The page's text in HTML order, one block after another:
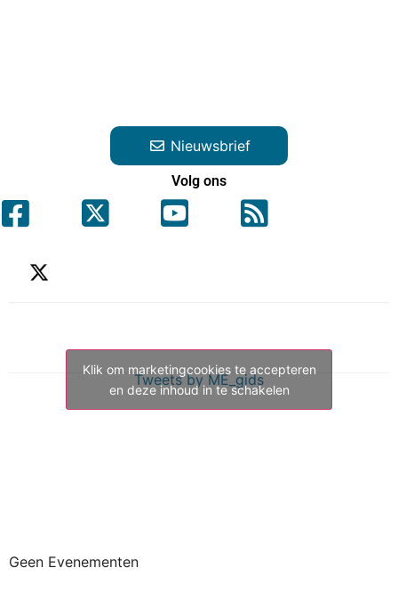
Nieuwsbrief
Volg ons
Tweets by ME_gids
Klik om marketingcookies te accepteren
en deze inhoud in te schakelen
Geen Evenementen